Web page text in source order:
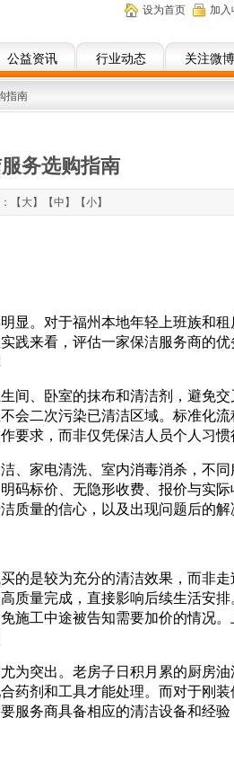
公益资讯 行业动态 关注微博
设为首页 加入
指南
务选购指南
【 大】【中 】【小】
显。对于福州本地年轻上班族和租
践来看，评估一家保洁服务商的
间、卧室的抹布和清洁剂，避免
会二次污染已清洁区域。标准化流
要求，而非仅凭保洁人员个人习惯
、家电清洗、室内消毒消杀，不同
码标价、无隐形收费、报价与实际
质量的信心，以及出现问题后的解
的是较为充分的清洁效果，而非
质量完成，直接影响后续生活安排
施工中途被告知需要加价的情况。
为突出。老房子日积月累的厨房油
药剂和工具才能处理。而对于刚装
服务商具备相应的清洁设备和经验